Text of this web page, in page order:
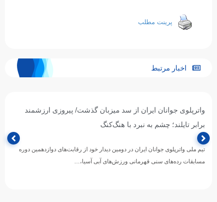
پرینت مطلب
اخبار مرتبط
واترپلوی جوانان ایران از سد میزبان گذشت/ پیروزی ارزشمند
برابر تایلند؛ چشم به نبرد با هنگ‌کنگ
تیم ملی واترپلوی جوانان ایران در دومین دیدار خود از رقابت‌های دوازدهمین دوره
مسابقات رده‌های سنی قهرمانی ورزش‌های آبی آسیا،…